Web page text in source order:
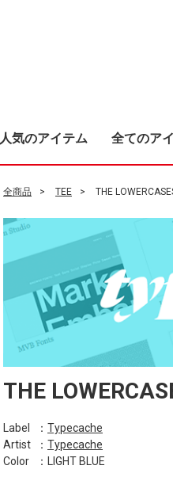
人気のアイテム 全てのア
全商品 TEE THE
THE
Label ： Typecache
Artist
： Typecache
Color
：LIGHT BLUE